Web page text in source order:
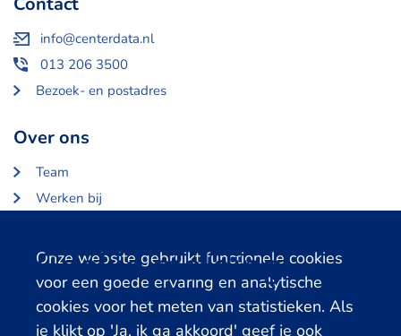
Cookie melding
Onze website gebruikt functionele cookies
voor een goede ervaring en analytische
cookies voor het meten van statistieken. Als
je klikt op 'Ja, ik ga akkoord' geef je ook
info@centerdata.nl
013 206 3500
Bezoek- en postadres
Over ons
Team
Werken bij
Partners en opdrachtgevers
Gerelateerde databanken
LISS Data Archive